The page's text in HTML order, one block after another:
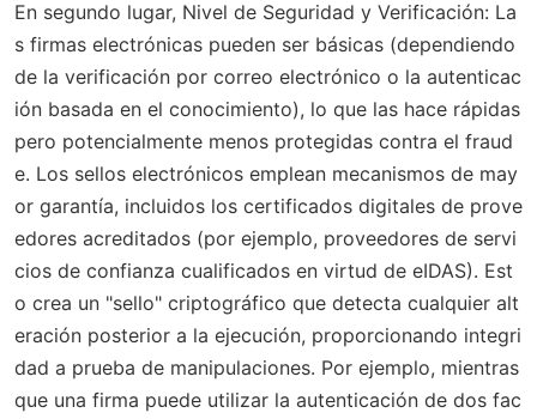
En segundo lugar, Nivel de Seguridad y Verificación: La
s firmas electrónicas pueden ser básicas (dependiendo
de la verificación por correo electrónico o la autenticac
ión basada en el conocimiento), lo que las hace rápidas
pero potencialmente menos protegidas contra el fraud
e. Los sellos electrónicos emplean mecanismos de may
or garantía, incluidos los certificados digitales de prove
edores acreditados (por ejemplo, proveedores de servi
cios de confianza cualificados en virtud de eIDAS). Est
o crea un "sello" criptográfico que detecta cualquier alt
eración posterior a la ejecución, proporcionando integri
dad a prueba de manipulaciones. Por ejemplo, mientras
que una firma puede utilizar la autenticación de dos fac